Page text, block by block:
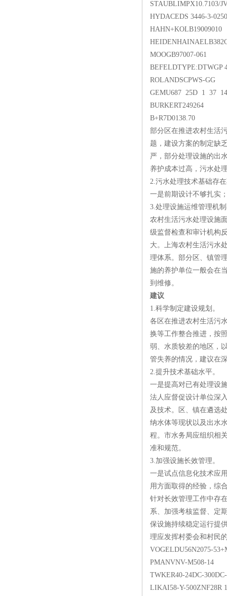
STAUBLIMPX10.7103/
HYDACEDS 3446-3-
HAHN+KOLB19009010
MOOGB97007-061
BEFELDTYPE:DTWGP
ROLANDSCPWS-GG
GEMU687 25D 1 37
BURKERT249264
B+R7D0138.70
部分区在推进农村生活
题，建设方案的制定缺
严，部分处理设施的出
养护成本过高，污水处
2.污水处理技术基础存
一是前期设计不够扎实
3.处理设施运维管理机
农村生活污水处理设施
级监督检查和审计机构
大。上海农村生活污水
理体系。部分区、镇管
施的养护单位一般会在
到维修。
建议
1.科学制定建设规划。
各区在推进农村生活污
换等工作整合推进，按
弱、水质较差的地区，
管失养的情况，建议在
2.提升技术基础水平。
一是提高对已有处理设
法人应督促设计单位深
及技术。区、镇在遴选
纳水体等现状以及出水
程。市水务局应组织相
准和规范。
3.加强设施长效管理。
一是试点信息化技术应
用方面取得的经验，综
针对长效管理工作中存
系、加强考核监督、定
保设施持续稳定运行提
理应发挥村委会和村民
VOGELDU56N2075-
PMANVNV-M508-14
TWKER40-24DC-
LIKAI58-Y-500ZNF28R